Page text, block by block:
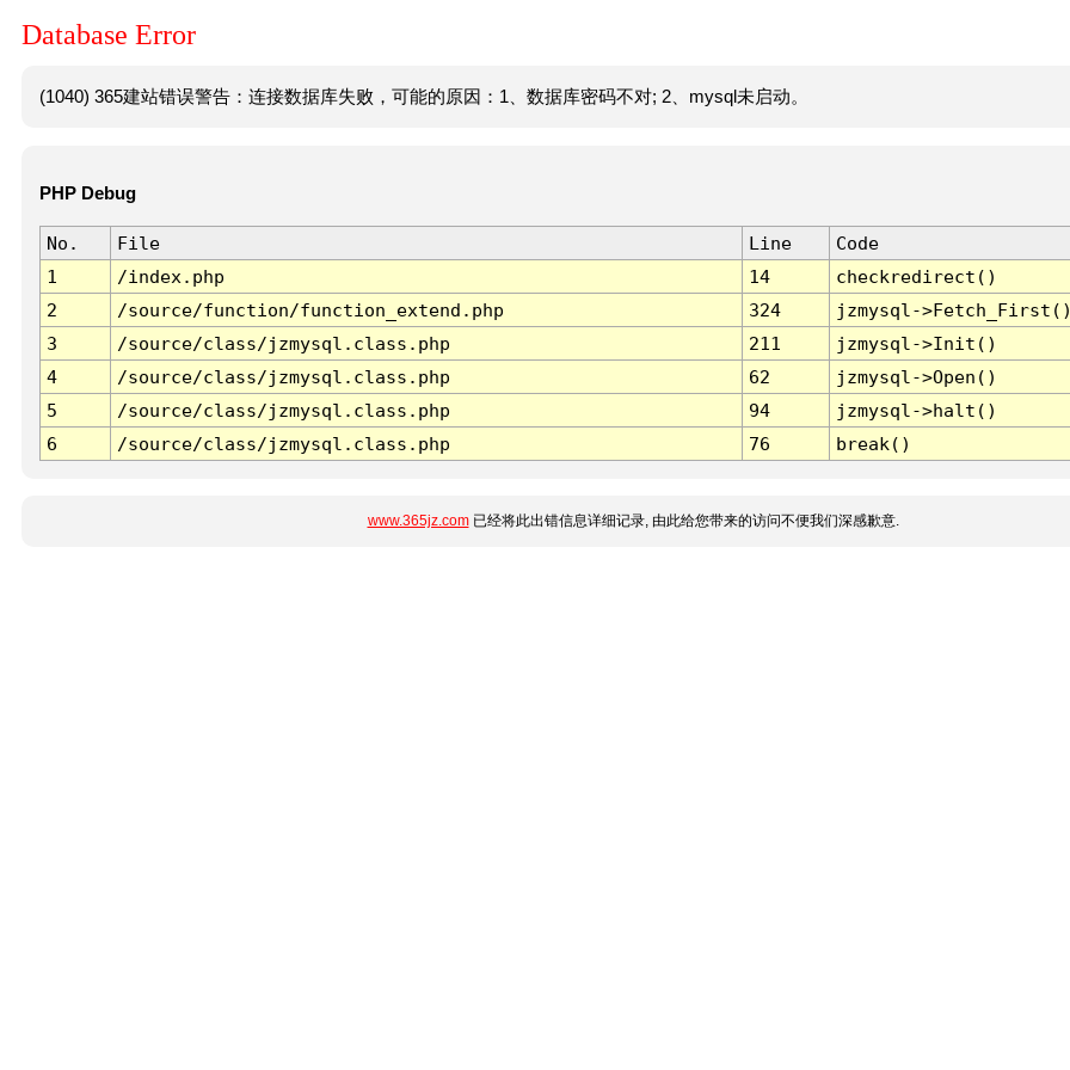
Database Error
(1040) 365建站错误警告：连接数据库失败，可能的原因：1、数据库密码不对; 2、mysql未启动。
PHP Debug
No. File Line
Code
1
/index.php 14
checkredirect()
2
/source/function/function_extend.php 324
jzmysql-
3
/source/class/jzmysql.class.php 211
jzmysql->Init()
4
/source/class/jzmysql.class.php 62
jzmysql->Open()
5
/source/class/jzmysql.class.php 94
jzmysql->halt()
6
/source/class/jzmysql.class.php 76 break()
www.365jz.com已经将此出错信息详细记录, 由此给您带来的访问不便我们深感歉意.